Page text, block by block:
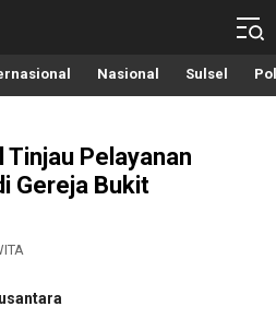
Ini, Jalurinfo.com
Nasional Sulsel
Pelayanan
Gereja Bukit